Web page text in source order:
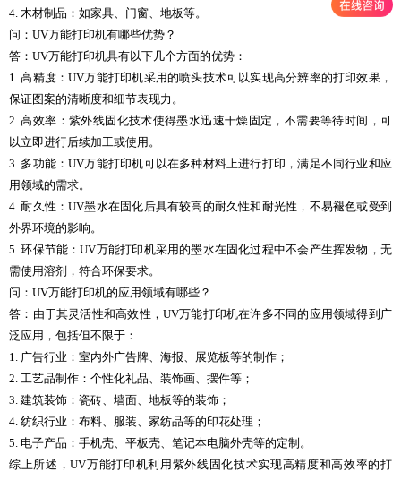
4. 木材制品：如家具、门窗、地板等。
问：UV万能打印机有哪些优势？
答：UV万能打印机具有以下几个方面的优势：
1. 高精度：UV万能打印机采用的喷头技术可以实现高分辨率的打印效果，
保证图案的清晰度和细节表现力。
2. 高效率：紫外线固化技术使得墨水迅速干燥固定，不需要等待时间，可
以立即进行后续加工或使用。
3. 多功能：UV万能打印机可以在多种材料上进行打印，满足不同行业和应
用领域的需求。
4. 耐久性：UV墨水在固化后具有较高的耐久性和耐光性，不易褪色或受到
外界环境的影响。
5. 环保节能：UV万能打印机采用的墨水在固化过程中不会产生挥发物，无
需使用溶剂，符合环保要求。
问：UV万能打印机的应用领域有哪些？
答：由于其灵活性和高效性，UV万能打印机在许多不同的应用领域得到广
泛应用，包括但不限于：
1. 广告行业：室内外广告牌、海报、展览板等的制作；
2. 工艺品制作：个性化礼品、装饰画、摆件等；
3. 建筑装饰：瓷砖、墙面、地板等的装饰；
4. 纺织行业：布料、服装、家纺品等的印花处理；
5. 电子产品：手机壳、平板壳、笔记本电脑外壳等的定制。
综上所述，UV万能打印机利用紫外线固化技术实现高精度和高效率的打